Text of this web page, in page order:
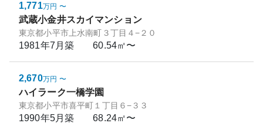
1,771万円 〜
武蔵小金井スカイマンション
東京都小平市上水南町３丁目４−２０
1981年7月築 60.54㎡〜
2,670万円 〜
ハイラーク一橋学園
東京都小平市喜平町１丁目６−３３
1990年5月築 68.24㎡〜